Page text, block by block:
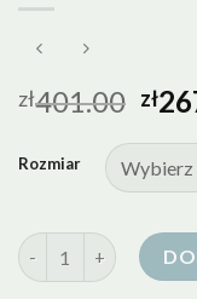
zł401.00 zł
Rozmiar
ilość lekkie kurtki